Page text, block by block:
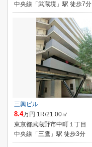
中央線「武蔵境」駅 徒歩7分
三興ビル
8.4万円 1R/21.00㎡
東京都武蔵野市中町１丁目
中央線「三鷹」駅 徒歩3分